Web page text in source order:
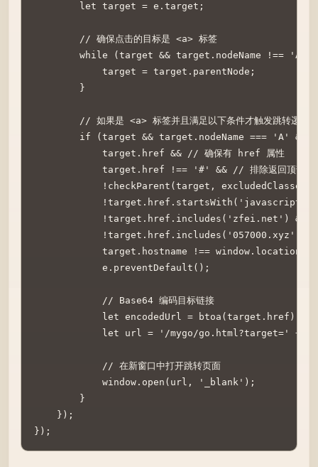
        let target = e.target;
        // 确保点击的目标是 <a> 标签
while (target && target.nodeName !== 'A')
            target = target.parentNode;
        }
        // 如果是 <a> 标签并且满足以下条件才触发跳转逻辑
        if (target && target.nodeName === 'A' &&
            target.href && // 确保有 href 属性
target.href !== '#' && // 排除返回顶部链
!checkParent(target, excludedClasses)
!target.href.startsWith('javascript:')
!target.href.includes('zfei.net') && //
            !target.href.includes('057000.xyz') &&
target.hostname !==
            e.preventDefault();
            // Base64 编码目标链接
            let encodedUrl = btoa(target.href);
let url = '/mygo/go.html?target=' +
            // 在新窗口中打开跳转页面
            window.open(url, '_blank');
        }
    });